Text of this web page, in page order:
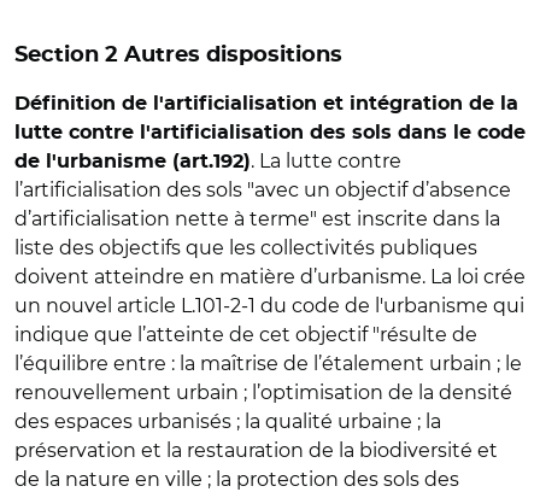
Section 2 Autres dispositions
Définition de l'artificialisation et intégration de la
lutte contre l'artificialisation des sols dans le code
de l'urbanisme (art.192). La lutte contre
l’artificialisation des sols "avec un objectif d’absence
d’artificialisation nette à terme" est inscrite dans la
liste des objectifs que les collectivités publiques
doivent atteindre en matière d’urbanisme. La loi crée
un nouvel article L.101-2-1 du code de l'urbanisme qui
indique que l’atteinte de cet objectif "résulte de
l’équilibre entre : la maîtrise de l’étalement urbain ; le
renouvellement urbain ; l’optimisation de la densité
des espaces urbanisés ; la qualité urbaine ; la
préservation et la restauration de la biodiversité et
de la nature en ville ; la protection des sols des